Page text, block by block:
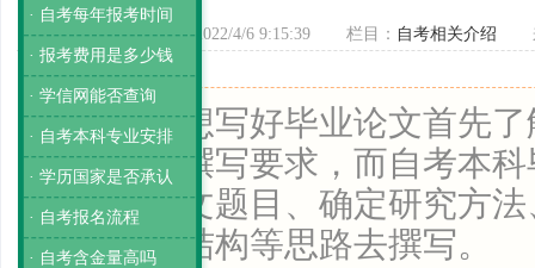
发布时间：2022/4/6 9:15:39 栏目： 自考相关介绍
导读：要想写好毕业论文首先
业论文的撰写要求，而自考本
从拟定论文题目、确定研究方
明晰论文结构等思路去撰写。
· 自考每年报考时间
· 报考费用是多少钱
· 学信网能否查询
· 自考本科专业安排
· 学历国家是否承认
· 自考报名流程
· 自考含金量高吗